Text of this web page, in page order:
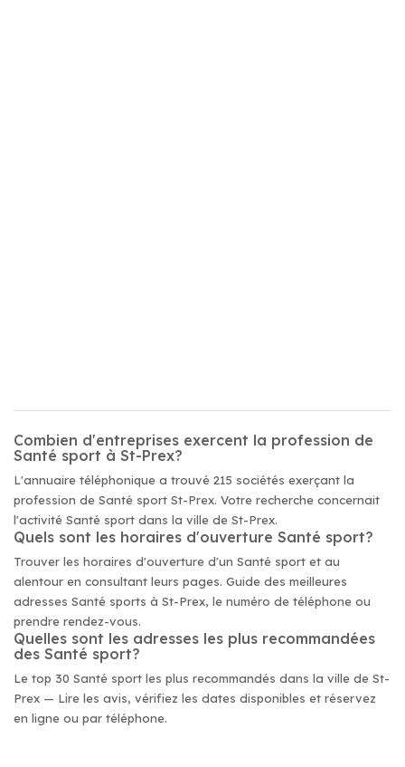
Combien d'entreprises exercent la profession de
Santé sport à St-Prex?
L'annuaire téléphonique a trouvé 215 sociétés exerçant la
profession de Santé sport St-Prex. Votre recherche concernait
l'activité Santé sport dans la ville de St-Prex.
Quels sont les horaires d'ouverture Santé sport?
Trouver les horaires d'ouverture d'un Santé sport et au
alentour en consultant leurs pages. Guide des meilleures
adresses Santé sports à St-Prex, le numéro de téléphone ou
prendre rendez-vous.
Quelles sont les adresses les plus recommandées
des Santé sport?
Le top 30 Santé sport les plus recommandés dans la ville de St-
Prex — Lire les avis, vérifiez les dates disponibles et réservez
en ligne ou par téléphone.